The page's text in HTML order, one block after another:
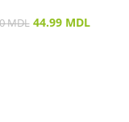
MDL 44.99 MDL